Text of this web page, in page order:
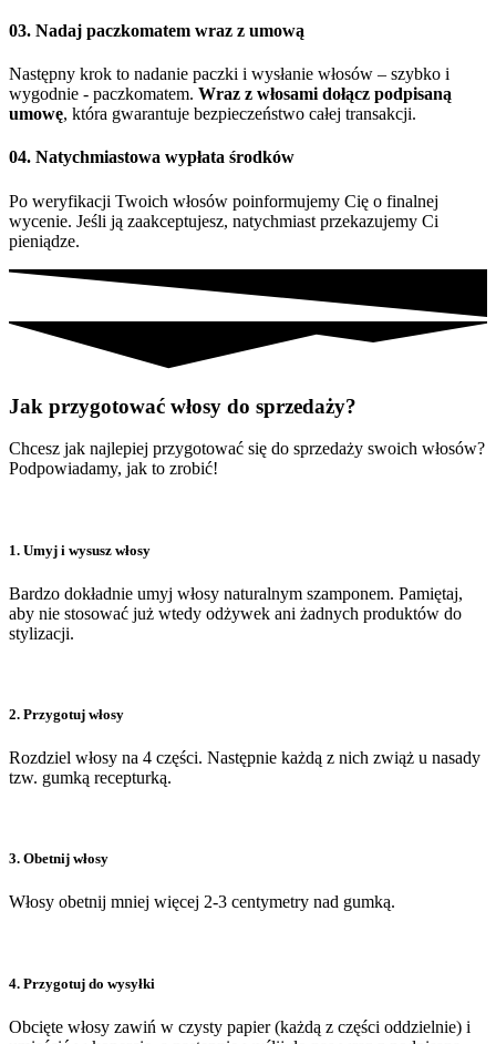
03. Nadaj paczkomatem wraz z umową
Następny krok to nadanie paczki i wysłanie włosów – szybko i
wygodnie - paczkomatem. Wraz z włosami dołącz podpisaną
umowę, która gwarantuje bezpieczeństwo całej transakcji.
04. Natychmiastowa wypłata środków
Po weryfikacji Twoich włosów poinformujemy Cię o finalnej
wycenie. Jeśli ją zaakceptujesz, natychmiast przekazujemy Ci
pieniądze.
Jak przygotować włosy do sprzedaży?
Chcesz jak najlepiej przygotować się do sprzedaży swoich włosów?
Podpowiadamy, jak to zrobić!
1. Umyj i wysusz włosy
Bardzo dokładnie umyj włosy naturalnym szamponem. Pamiętaj,
aby nie stosować już wtedy odżywek ani żadnych produktów do
stylizacji.
2. Przygotuj włosy
Rozdziel włosy na 4 części. Następnie każdą z nich zwiąż u nasady
tzw. gumką recepturką.
3. Obetnij włosy
Włosy obetnij mniej więcej 2-3 centymetry nad gumką.
4. Przygotuj do wysyłki
Obcięte włosy zawiń w czysty papier (każdą z części oddzielnie) i